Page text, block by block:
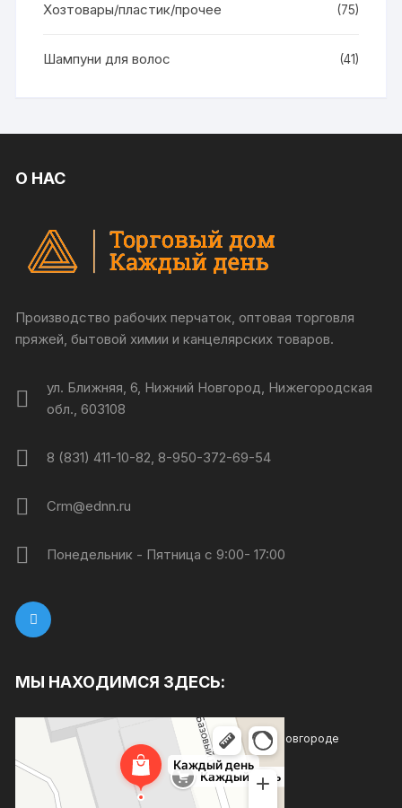
Хозтовары/пластик/прочее (75)
Шампуни для волос (41)
О НАС
Производство рабочих перчаток, оптовая торговля
пряжей, бытовой химии и канцелярских товаров.
ул. Ближняя, 6, Нижний Новгород, Нижегородская
обл., 603108
8 (831) 411-10-82, 8-950-372-69-54
Crm@ednn.ru
Понедельник - Пятница с 9:00- 17:00
МЫ НАХОДИМСЯ ЗДЕСЬ:
Каждый день
Магазин хозтоваров и бытовой химии в Нижнем Новгороде
Товары для дома в Нижнем Новгороде